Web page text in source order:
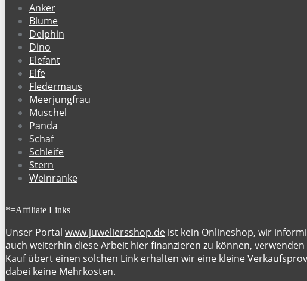
Anker
Blume
Delphin
Dino
Elefant
Elfe
Fledermaus
Meerjungfrau
Muschel
Panda
Schaf
Schleife
Stern
Weinranke
*=Affiliate Links
Unser Portal www.juweliersshop.de ist kein Onlineshop, wir
auch weiterhin diese Arbeit hier finanzieren zu können,
Kauf übert einen solchen Link erhalten wir eine kleine
dabei keine Mehrkosten.